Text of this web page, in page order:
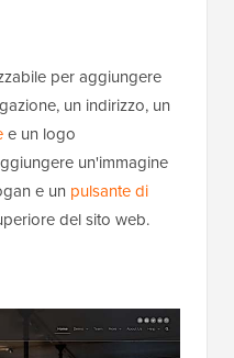
per aggiungere
un indirizzo, un
e un logo
un'immagine
e un pulsante di
del sito web.